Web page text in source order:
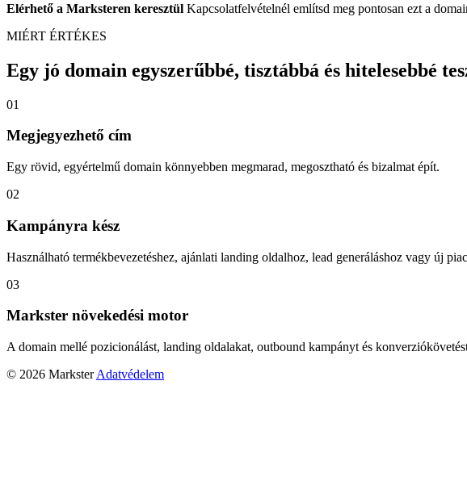
Elérhető a Marksteren keresztül Kapcsolatfelvételnél említsd meg pontosan ezt a
MIÉRT ÉRTÉKES
Egy jó domain egyszerűbbé, tisztábbá és hitelesebbé
01
Megjegyezhető cím
Egy rövid, egyértelmű domain könnyebben megmarad, megosztható és bizalmat épít.
02
Kampányra kész
Használható termékbevezetéshez, ajánlati landing oldalhoz, lead generáláshoz vagy új
03
Markster növekedési motor
A domain mellé pozicionálást, landing oldalakat, outbound kampányt és
© 2026 Markster Adatvédelem